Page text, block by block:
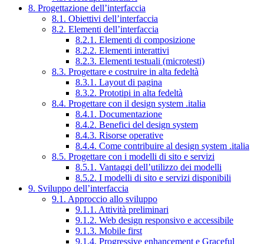
8. Progettazione dell’interfaccia
8.1. Obiettivi dell’interfaccia
8.2. Elementi dell’interfaccia
8.2.1. Elementi di composizione
8.2.2. Elementi interattivi
8.2.3. Elementi testuali (microtesti)
8.3. Progettare e costruire in alta fedeltà
8.3.1. Layout di pagina
8.3.2. Prototipi in alta fedeltà
8.4. Progettare con il design system .italia
8.4.1. Documentazione
8.4.2. Benefici del design system
8.4.3. Risorse operative
8.4.4. Come contribuire al design system .italia
8.5. Progettare con i modelli di sito e servizi
8.5.1. Vantaggi dell’utilizzo dei modelli
8.5.2. I modelli di sito e servizi disponibili
9. Sviluppo dell’interfaccia
9.1. Approccio allo sviluppo
9.1.1. Attività preliminari
9.1.2. Web design responsivo e accessibile
9.1.3. Mobile first
9.1.4. Progressive enhancement e Graceful